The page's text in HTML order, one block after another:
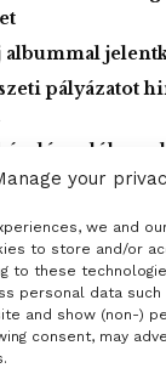
your
we and
to store and/or
to these
personal data such
and show (non-)
consent, may
szerint
Gergely. A
az elmúlt
kritikák azt a
fel arra, hogy
védekezés
albummal
pályázatot
csalók
LOAD MORE